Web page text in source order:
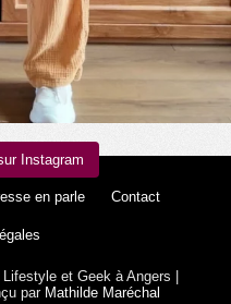
Instagram
en parle Contact
et Geek à Angers |
par Mathilde Maréchal